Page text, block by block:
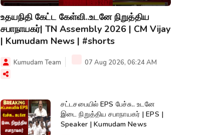
உதயநிதி கேட்ட கேள்வி..உடனே நிறுத்திய
சபாநாயகர்| TN Assembly 2026 | CM Vijay
| Kumudam News | #shorts
Kumudam Team 07 Aug 2026, 06:24 AM
சட்டசபையில் EPS பேச்சு.. உடனே
இடை நிறுத்திய சபாநாயகர் | EPS |
Speaker | Kumudam News